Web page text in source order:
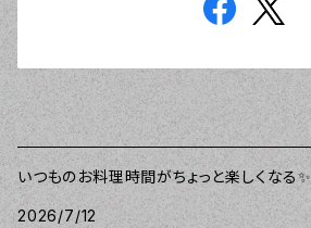
いつものお料理時間がちょっと楽しくなる✨
2026/7/12